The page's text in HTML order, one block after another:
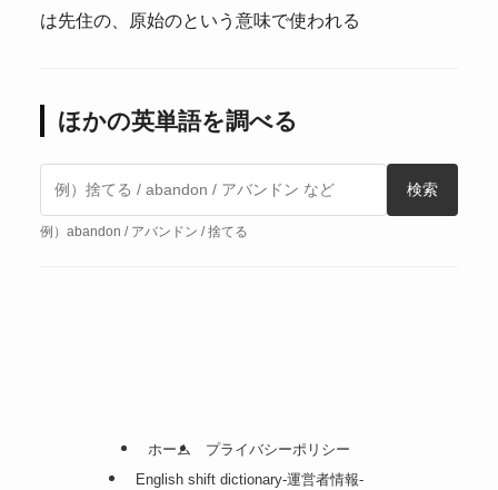
は先住の、原始のという意味で使われる
ほかの英単語を調べる
検索
例）abandon / アバンドン / 捨てる
ホーム
プライバシーポリシー
English shift dictionary-運営者情報-